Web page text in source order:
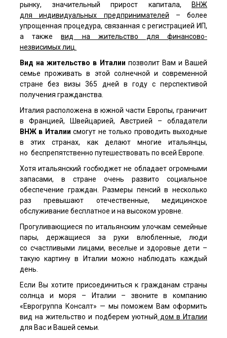
рынку, значительный прирост капитала,
ВНЖ
для индивидуальных предпринимателей – более
упрощенная процедура, связанная с регистрацией ИП,
а такжевид на жительство для финансово-
незвисимых лиц.
Вид на жительство в Италии позволит Вам и Вашей
семье проживать в этой солнечной и современной
стране без визы 365 дней в году с перспективой
получения гражданства.
Италия расположена в южной части Европы, граничит
в Францией, Швейцарией, Австрией – обладатели
ВНЖ в Италии смогут не только проводить выходные
в этих странах, как делают многие итальянцы,
но беспрепятственно путешествовать по всей Европе.
Хотя итальянский госбюджет не обладает огромными
запасами, в стране очень развито социальное
обеспечение граждан. Размеры пенсий в несколько
раз превышают отечественные, медицинское
обслуживание бесплатное и на высоком уровне.
Прогуливающиеся по итальянским улочкам семейные
пары, держащиеся за руки влюбленные, люди
со счастливыми лицами, веселые и здоровые дети –
такую картину в Италии можно наблюдать каждый
день.
Если Вы хотите присоединиться к гражданам страны
солнца и моря – Италии – звоните в компанию
«Еврогруппа Консалт» — мы поможем Вам оформить
вид на жительство и подберем уютный дом в Италии
для Вас и Вашей семьи.